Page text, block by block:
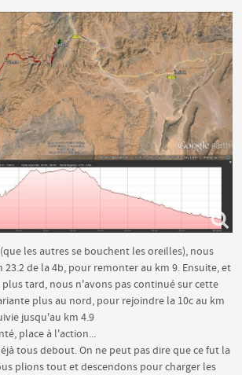
les autres se bouchent les oreilles), nous
de la 4b, pour remonter au km 9. Ensuite, et
tard, nous n'avons pas continué sur cette
plus au nord, pour rejoindre la 10c au km
jusqu'au km 4.9
place à l'action...
tous debout. On ne peut pas dire que ce fut la
plions tout et descendons pour charger les